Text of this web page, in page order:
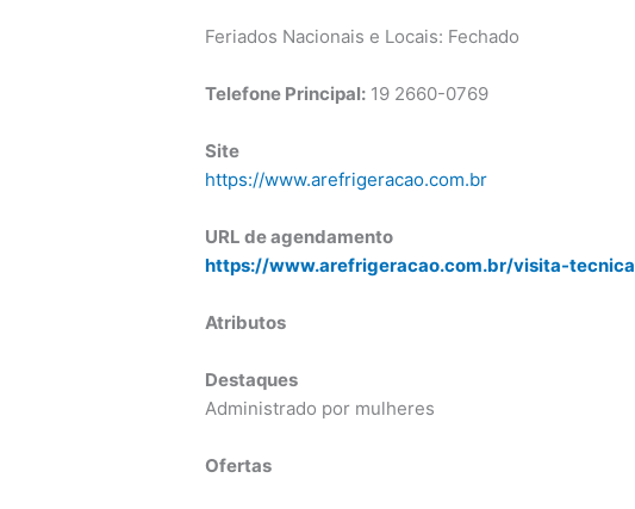
Feriados Nacionais e Locais: Fechado
Telefone Principal: 19 2660-0769
Site
https://www.arefrigeracao.com.br
URL de agendamento
https://www.arefrigeracao.com.br/visita-tecnica
Atributos
Destaques
Administrado por mulheres
Ofertas